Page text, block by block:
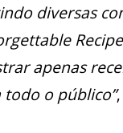
diversas
apenas
o público”